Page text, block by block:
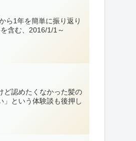
ら1年を簡単に振り返り
含む、2016/1/1～
ど認めたくなかった髪の
」という体験談も後押し